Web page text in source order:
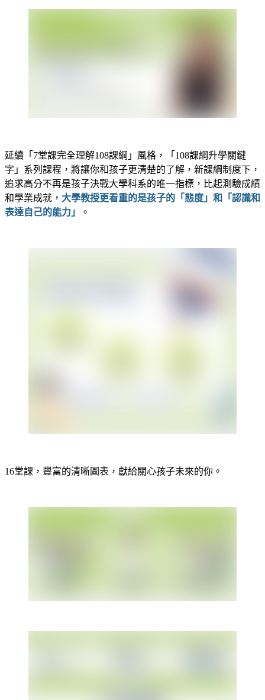
延續「7堂課完全理解108課綱」風格，「108課綱升學關鍵
字」系列課程，將讓你和孩子更清楚的了解，新課綱制度下，
追求高分不再是孩子決戰大學科系的唯一指標，比起測驗成績
和學業成就， 大學教授更看重的是孩子的「態度」和「認識和
表達自己的能力」
。
16堂課，豐富的清晰圖表，獻給關心孩子未來的你。